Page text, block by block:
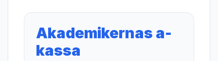
Akademikernas a-
kassa